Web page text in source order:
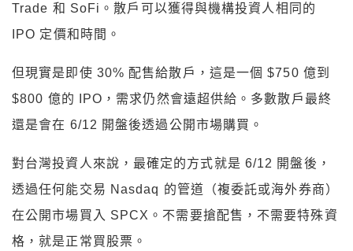
Trade 和 SoFi。散戶可以獲得與機構投資人相同的
IPO 定價和時間。
但現實是即使 30% 配售給散戶，這是一個 $750 億到
$800 億的 IPO，需求仍然會遠超供給。多數散戶最終
還是會在 6/12 開盤後透過公開市場購買。
對台灣投資人來說，最確定的方式就是 6/12 開盤後，
透過任何能交易 Nasdaq 的管道（複委託或海外券商）
在公開市場買入 SPCX。不需要搶配售，不需要特殊資
格，就是正常買股票。